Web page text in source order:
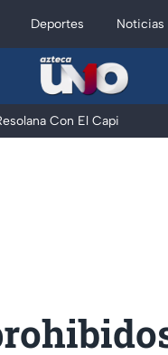
Deportes Noticias
Con El Capi